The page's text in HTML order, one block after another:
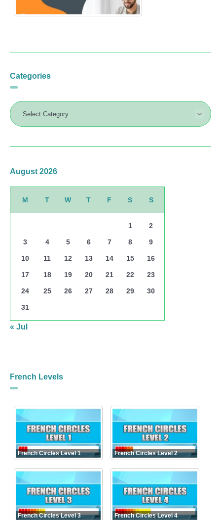
Categories
August 2026
M T W T F S S
1 2
3 4 5 6 7 8 9
10 11 12 13 14 15 16
17 18 19 20 21 22 23
24 25 26 27 28 29 30
31
« Jul
French Levels
French Circles Level 1 French Circles Level 2
French Circles Level 3 French Circles Level 4